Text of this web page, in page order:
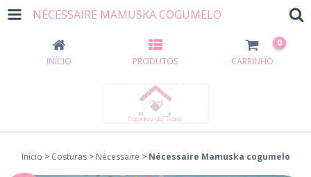
NÉCESSAIRE MAMUSKA COGUMELO
INÍCIO PRODUTOS CARRINHO
0
Início > Costuras > Nécessaire > Nécessaire Mamuska cogumelo